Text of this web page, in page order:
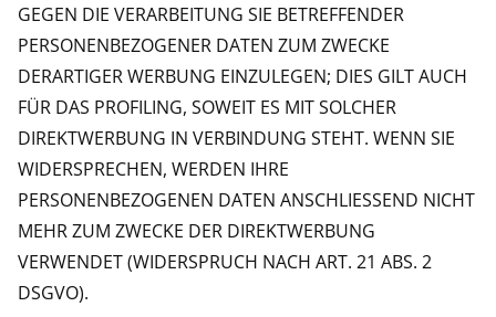
GEGEN DIE VERARBEITUNG SIE BETREFFENDER
PERSONENBEZOGENER DATEN ZUM ZWECKE
DERARTIGER WERBUNG EINZULEGEN; DIES GILT AUCH
FÜR DAS PROFILING, SOWEIT ES MIT SOLCHER
DIREKTWERBUNG IN VERBINDUNG STEHT. WENN SIE
WIDERSPRECHEN, WERDEN IHRE
PERSONENBEZOGENEN DATEN ANSCHLIESSEND NICHT
MEHR ZUM ZWECKE DER DIREKTWERBUNG
VERWENDET (WIDERSPRUCH NACH ART. 21 ABS. 2
DSGVO).